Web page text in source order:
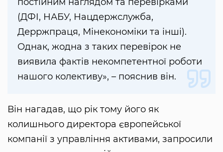
(ДФІ, НАБУ, Нацдержслужба,
Дерржпраця, Мінекономіки та інші).
Однак, жодна з таких перевірок не
виявила фактів некомпетентної роботи
нашого колективу», – пояснив він.
Він нагадав, що рік тому його як
колишнього директора європейської
компанії з управління активами, запросили